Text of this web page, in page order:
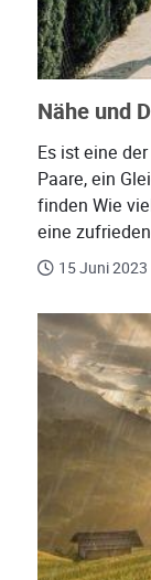
Nähe und
Es ist eine
Paare, ein
finden Wie
eine
15 Juni 2023